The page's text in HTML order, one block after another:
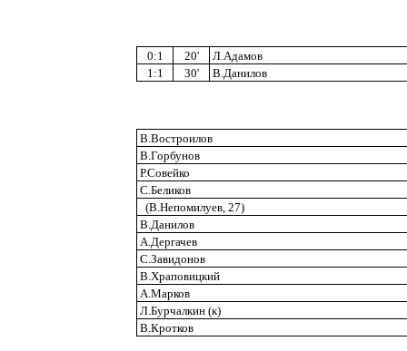
0:1 20'
Л.Адамов
1:1
30' В.Данилов
В.Востроилов
В.Горбунов
Р.Совейко
С.Беликов
(В.Непомилуев, 27)
В.Данилов
А.Дергачев
С.Завидонов
В.Храповицкий
А.Марков
Л.Бурчалкин (к)
В.Кротков